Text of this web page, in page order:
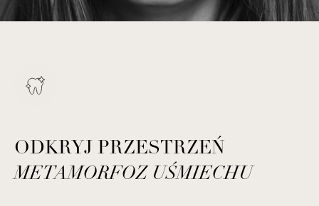
ODKRYJ PRZESTRZEŃ
METAMORFOZ UŚMIECHU